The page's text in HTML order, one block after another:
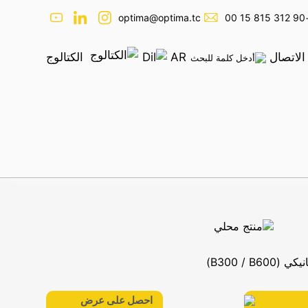
+90
optima@optima.tc
الاتصال AR الكتالوج
احصل على عرض